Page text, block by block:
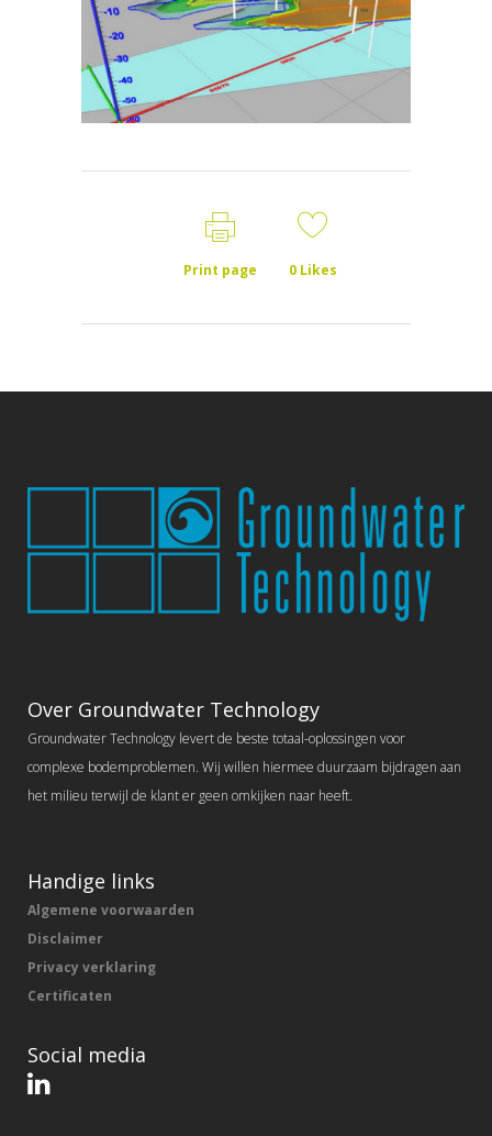
Print page 0Likes
Over Groundwater Technology
Groundwater Technology levert de beste totaal-oplossingen voor
complexe bodemproblemen. Wij willen hiermee duurzaam bijdragen aan
het milieu terwijl de klant er geen omkijken naar heeft.
Handige links
Algemene voorwaarden
Disclaimer
Privacy verklaring
Certificaten
Social media